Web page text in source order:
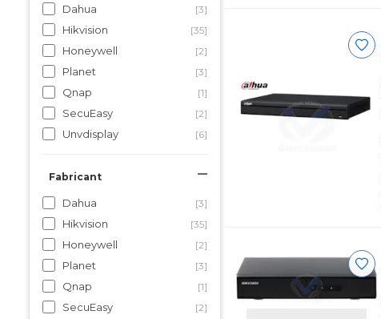
Dahua [3]
Hikvision [35]
Honeywell [2]
Planet [3]
Qnap [1]
SecuEasy [2]
Unvdisplay [6]
Fabricant
Dahua [3]
Hikvision [35]
Honeywell [2]
Planet [3]
Qnap [1]
SecuEasy [2]